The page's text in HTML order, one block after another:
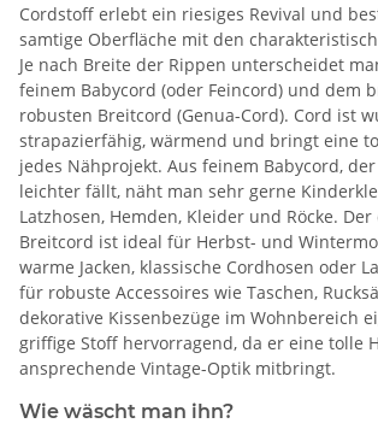
Cordstoff erlebt ein riesiges Revival und
samtige Oberfläche mit den
Je nach Breite der Rippen unterscheidet
feinem Babycord (oder Feincord) und dem
robusten Breitcord (Genua-Cord). Cord ist
strapazierfähig, wärmend und bringt eine
jedes Nähprojekt. Aus feinem Babycord,
leichter fällt, näht man sehr gerne
Latzhosen, Hemden, Kleider und Röcke.
Breitcord ist ideal für Herbst- und
warme Jacken, klassische Cordhosen oder
für robuste Accessoires wie Taschen,
dekorative Kissenbezüge im Wohnbereich
griffige Stoff hervorragend, da er eine tolle
ansprechende Vintage-Optik mitbringt.
Wie wäscht man ihn?